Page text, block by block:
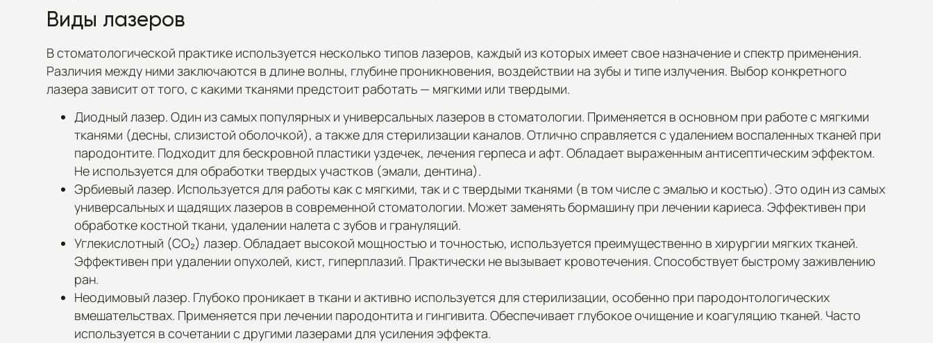
Виды лазеров
В стоматологической практике используется несколько типов лазеров, каждый из которых имеет свое назначение и спектр применения.
Различия между ними заключаются в длине волны, глубине проникновения, воздействии на зубы и типе излучения. Выбор конкретного
лазера зависит от того, с какими тканями предстоит работать — мягкими или твердыми.
Диодный лазер. Один из самых популярных и универсальных лазеров в стоматологии. Применяется в основном при работе с мягкими
тканями (десны, слизистой оболочкой), а также для стерилизации каналов. Отлично справляется с удалением воспаленных тканей при
пародонтите. Подходит для бескровной пластики уздечек, лечения герпеса и афт. Обладает выраженным антисептическим эффектом.
Не используется для обработки твердых участков (эмали, дентина).
Эрбиевый лазер. Используется для работы как с мягкими, так и с твердыми тканями (в том числе с эмалью и костью). Это один из самых
универсальных и щадящих лазеров в современной стоматологии. Может заменять бормашину при лечении кариеса. Эффективен при
обработке костной ткани, удалении налета с зубов и грануляций.
Углекислотный (CO₂) лазер. Обладает высокой мощностью и точностью, используется преимущественно в хирургии мягких тканей.
Эффективен при удалении опухолей, кист, гиперплазий. Практически не вызывает кровотечения. Способствует быстрому заживлению
ран.
Неодимовый лазер. Глубоко проникает в ткани и активно используется для стерилизации, особенно при пародонтологических
вмешательствах. Применяется при лечении пародонтита и гингивита. Обеспечивает глубокое очищение и коагуляцию тканей. Часто
используется в сочетании с другими лазерами для усиления эффекта.